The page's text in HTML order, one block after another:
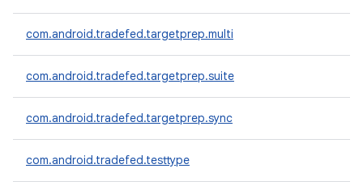
com.android.tradefed.targetprep.multi
com.android.tradefed.targetprep.suite
com.android.tradefed.targetprep.sync
com.android.tradefed.testtype